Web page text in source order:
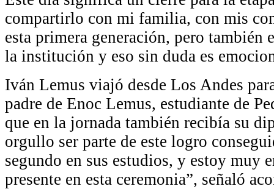
compartirlo con mi familia, con mis
esta primera generación, pero también
la institución y eso sin duda es
Iván Lemus viajó desde Los Andes
padre de Enoc Lemus, estudiante de
que en la jornada también recibía su
orgullo ser parte de este logro
segundo en sus estudios, y estoy muy
presente en esta ceremonia”, señaló